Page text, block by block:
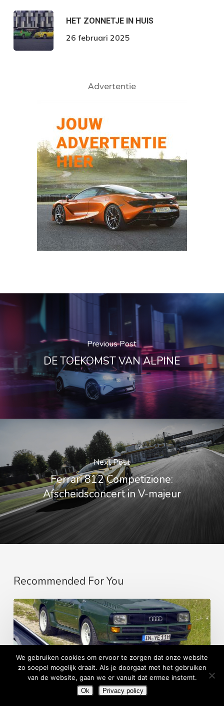
HET ZONNETJE IN HUIS
26 februari 2025
Advertentie
Previous Post
DE TOEKOMST VAN ALPINE
Next Post
Ferrari 812 Competizione:
Afscheidsconcert in V-majeur
Recommended For You
DE
GEKNOTTE
QUATTRO
We gebruiken cookies om ervoor te zorgen dat onze website
zo soepel mogelijk draait. Als je doorgaat met het gebruiken
van de website, gaan we er vanuit dat ermee instemt.
Ok Privacy policy